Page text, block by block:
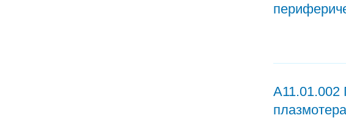
A11.01.002